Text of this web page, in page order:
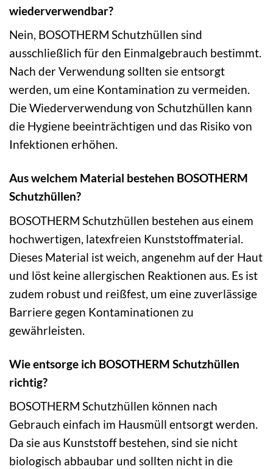
wiederverwendbar?
Nein, BOSOTHERM Schutzhüllen sind
ausschließlich für den Einmalgebrauch bestimmt.
Nach der Verwendung sollten sie entsorgt
werden, um eine Kontamination zu vermeiden.
Die Wiederverwendung von Schutzhüllen kann
die Hygiene beeinträchtigen und das Risiko von
Infektionen erhöhen.
Aus welchem Material bestehen BOSOTHERM
Schutzhüllen?
BOSOTHERM Schutzhüllen bestehen aus einem
hochwertigen, latexfreien Kunststoffmaterial.
Dieses Material ist weich, angenehm auf der Haut
und löst keine allergischen Reaktionen aus. Es ist
zudem robust und reißfest, um eine zuverlässige
Barriere gegen Kontaminationen zu
gewährleisten.
Wie entsorge ich BOSOTHERM Schutzhüllen
richtig?
BOSOTHERM Schutzhüllen können nach
Gebrauch einfach im Hausmüll entsorgt werden.
Da sie aus Kunststoff bestehen, sind sie nicht
biologisch abbaubar und sollten nicht in die